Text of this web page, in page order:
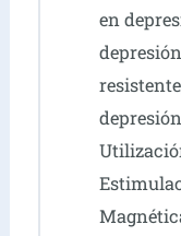
en
depresión